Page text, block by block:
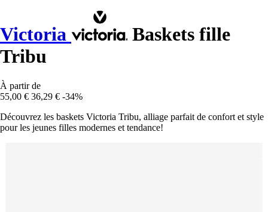
Victoria
Baskets fille
Tribu
À partir de
55,00 € 36,29 € -34%
Découvrez les baskets Victoria Tribu, alliage parfait de confort et style
pour les jeunes filles modernes et tendance!